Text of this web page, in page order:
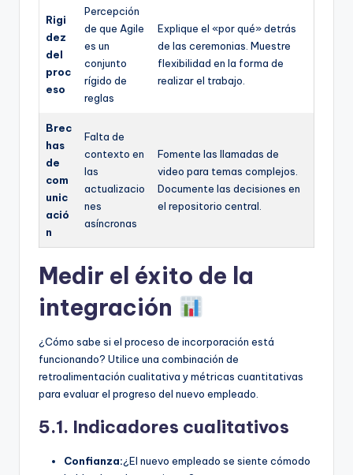
Rigi
dez
del
proc
eso
Percepción
de que Agile
es un
conjunto
rígido de
reglas
Explique el «por qué» detrás
de las ceremonias. Muestre
flexibilidad en la forma de
realizar el trabajo.
Brec
has
de
com
unic
ació
n
Falta de
contexto en
las
actualizacio
nes
asíncronas
Fomente las llamadas de
video para temas complejos.
Documente las decisiones en
el repositorio central.
Medir el éxito de la
integración
¿Cómo sabe si el proceso de incorporación está
funcionando? Utilice una combinación de
retroalimentación cualitativa y métricas cuantitativas
para evaluar el progreso del nuevo empleado.
5.1. Indicadores cualitativos
Confianza:¿El nuevo empleado se siente cómodo